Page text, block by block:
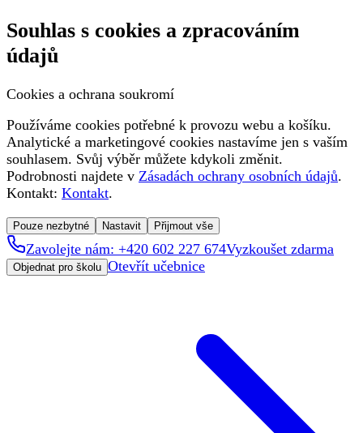
Souhlas s cookies a zpracováním
údajů
Cookies a ochrana soukromí
Používáme cookies potřebné k provozu webu a košíku.
Analytické a marketingové cookies nastavíme jen s vaším
souhlasem. Svůj výběr můžete kdykoli změnit.
Podrobnosti najdete v Zásadách ochrany osobních údajů.
Kontakt: Kontakt.
Pouze nezbytné Nastavit Přijmout vše
Zavolejte nám: +420 602 227 674Vyzkoušet zdarma
Objednat pro školu Otevřít učebnice